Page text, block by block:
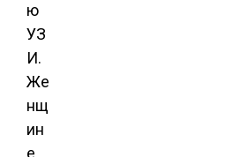
ю
УЗ
И.
Же
нщ
ин
е